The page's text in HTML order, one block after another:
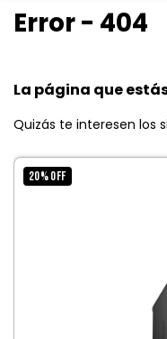
Error - 404
La página que
Quizás te interesen los
20%OFF